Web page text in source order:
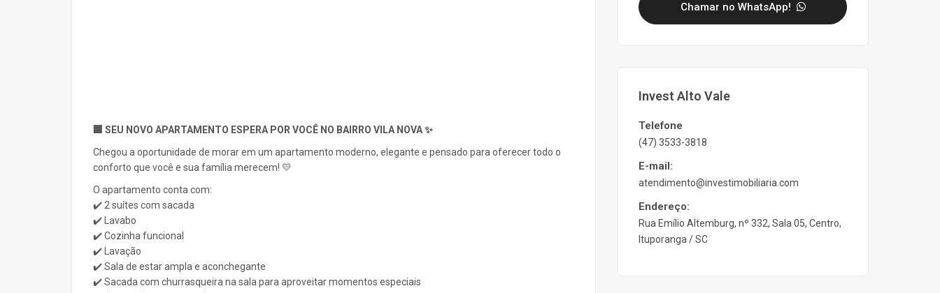
🏢 SEU NOVO APARTAMENTO ESPERA POR VOCÊ NO BAIRRO VILA NOVA ✨
Chegou a oportunidade de morar em um apartamento moderno, elegante e pensado para oferecer todo o
conforto que você e sua família merecem! 💛
O apartamento conta com:
✔️ 2 suítes com sacada
✔️ Lavabo
✔️ Cozinha funcional
✔️ Lavação
✔️ Sala de estar ampla e aconchegante
✔️ Sacada com churrasqueira na sala para aproveitar momentos especiais
Chamar no WhatsApp!
Invest Alto Vale
Telefone
(47) 3533-3818
E-mail:
atendimento@investimobiliaria.com
Endereço:
Rua Emílio Altemburg, nº 332, Sala 05, Centro,
Ituporanga / SC